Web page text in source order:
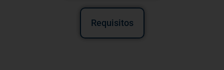
Requisitos